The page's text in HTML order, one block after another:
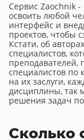
Сервис Zaochnik
освоить любой
интерфейс и
проектов, чтобы
Кстати, об
специалистов,
преподавателей,
специалистов по
на их заслуги,
дисциплины, так
решения задач
Сколько